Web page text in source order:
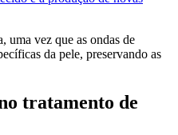
uma vez que as ondas de
da pele, preservando as
tratamento de